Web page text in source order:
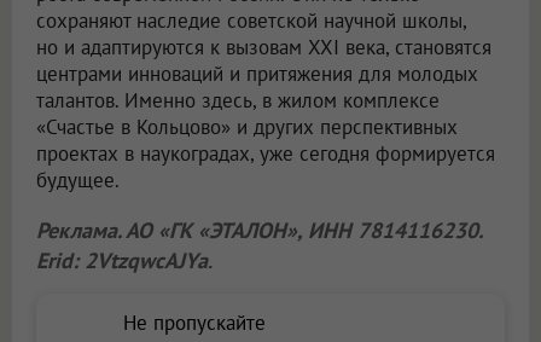
сохраняют наследие советской научной школы,
но и адаптируются к вызовам XXI века, становятся
центрами инноваций и притяжения для молодых
талантов. Именно здесь, в жилом комплексе
«Счастье в Кольцово» и других перспективных
проектах в наукоградах, уже сегодня формируется
будущее.
Реклама. АО «ГК «ЭТАЛОН», ИНН 7814116230.
Erid: 2VtzqwcAJYa.
Не пропускайте